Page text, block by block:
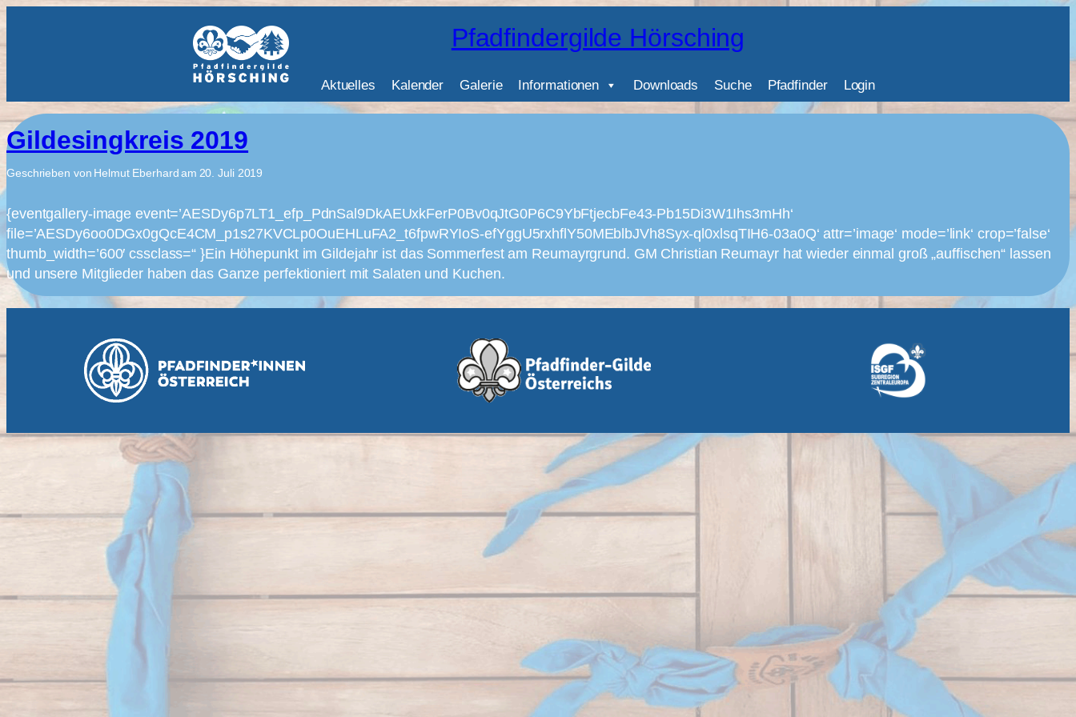
Pfadfindergilde Hörsching
Aktuelles Kalender Galerie Informationen Downloads Suche Pfadfinder Login
Gildesingkreis 2019
Geschrieben von Helmut Eberhardam 20. Juli 2019
{eventgallery-image event=’AESDy6p7LT1_efp_PdnSal9DkAEUxkFerP0Bv0qJtG0P6C9YbFtjecbFe43-Pb15Di3W1Ihs3mHh‘
file=’AESDy6oo0DGx0gQcE4CM_p1s27KVCLp0OuEHLuFA2_t6fpwRYIoS-efYggU5rxhflY50MEblbJVh8Syx-ql0xlsqTIH6-03a0Q‘ attr=’image‘ mode=’link‘ crop=’false‘
thumb_width=’600′ cssclass=“ }Ein Höhepunkt im Gildejahr ist das Sommerfest am Reumayrgrund. GM Christian Reumayr hat wieder einmal groß „auffischen“ lassen
und unsere Mitglieder haben das Ganze perfektioniert mit Salaten und Kuchen.